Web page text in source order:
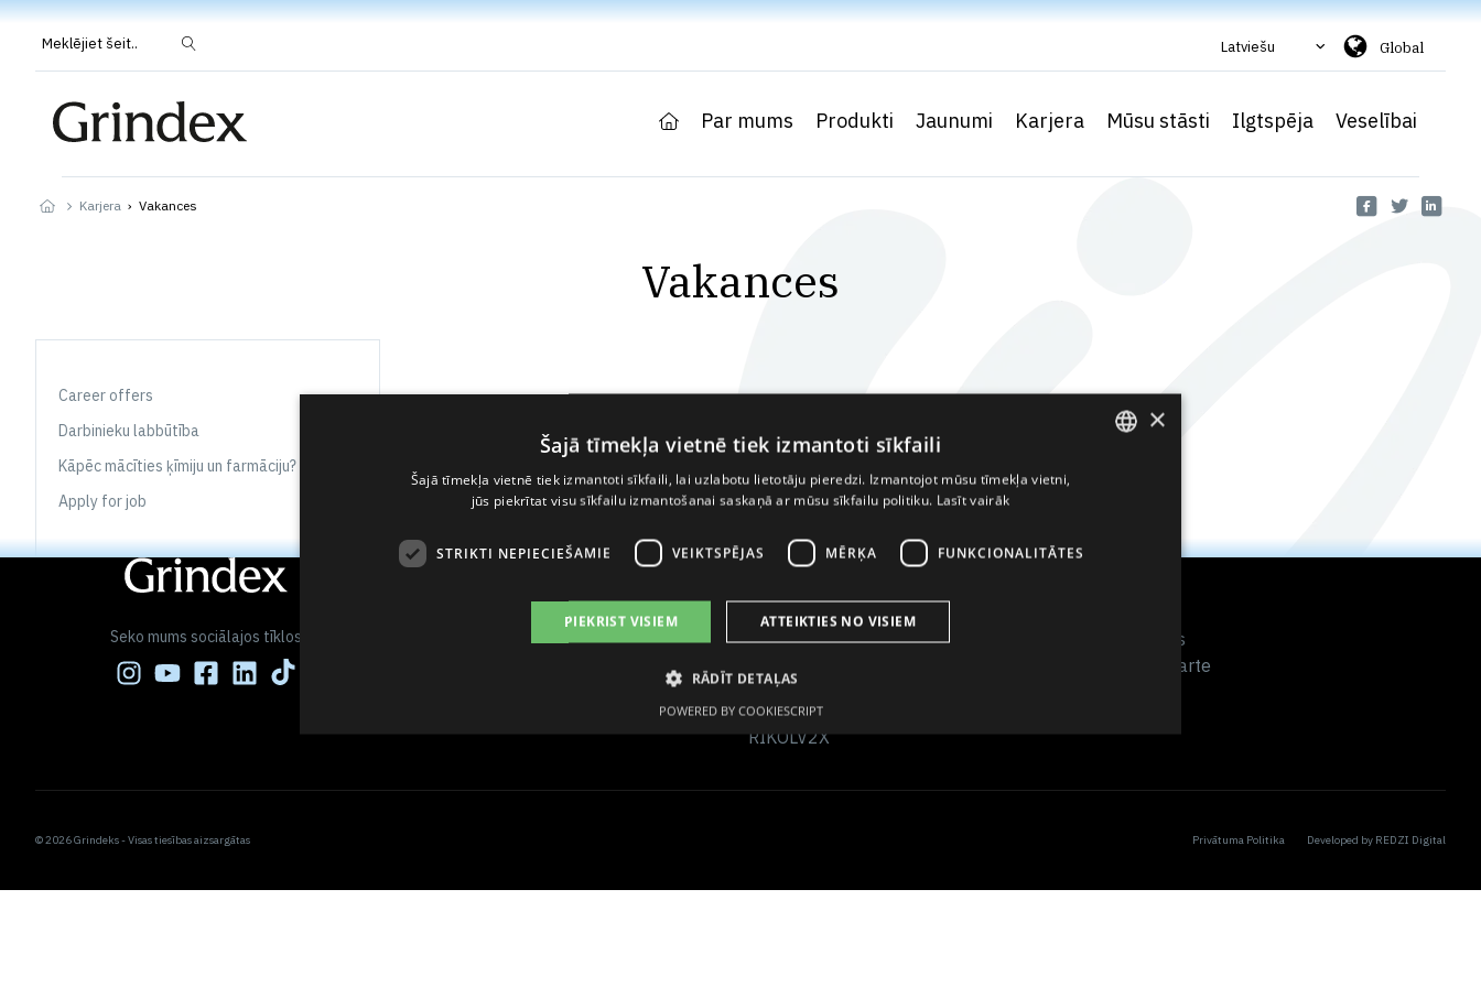
Meklējiet šeit.. Latviešu Global
Par mums Produkti Jaunumi Karjera Mūsu stāsti Ilgtspēja Veselībai
Karjera › Vakances
Vakances
Career offers
Darbinieku labbūtība
Kāpēc mācīties ķīmiju un farmāciju?
Apply for job
Seko mums sociālajos tīklos
Uzņēmuma rekvizīti
AS Grindeks
Luminor Bank AS Latvija
LV22RIKO0000081829006
RIKOLV2X
Par mums
Vietnes karte
© 2026 Grindeks - Visas tiesības aizsargātas Privātuma Politika Developed by REDZI Digital
×
Šajā tīmekļa vietnē tiek izmantoti sīkfaili
Šajā tīmekļa vietnē tiek izmantoti sīkfaili, lai uzlabotu lietotāju pieredzi. Izmantojot mūsu tīmekļa vietni,
jūs piekrītat visu sīkfailu izmantošanai saskaņā ar mūsu sīkfailu politiku. Lasīt vairāk
STRIKTI NEPIECIEŠAMIE VEIKTSPĒJAS MĒRĶA FUNKCIONALITĀTES
PIEKRIST VISIEM ATTEIKTIES NO VISIEM
RĀDĪT DETAĻAS
POWERED BY COOKIESCRIPT